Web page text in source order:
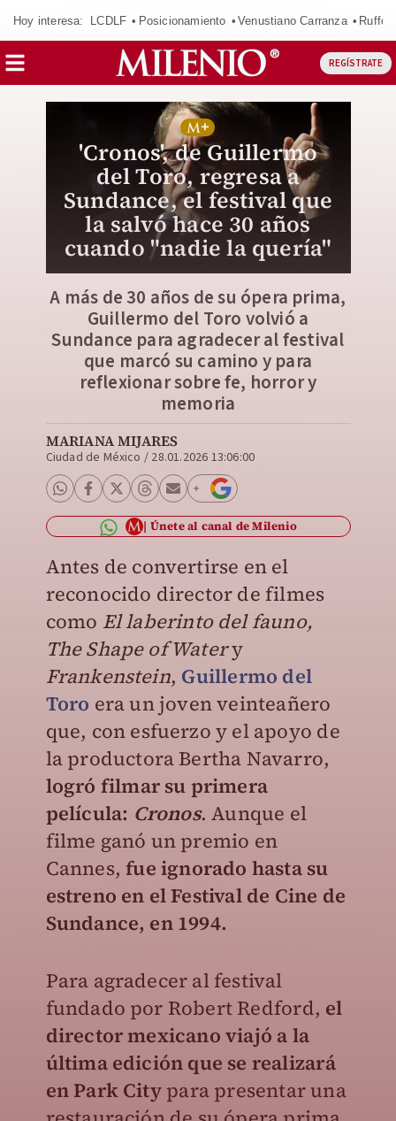
Hoy interesa: LCDLF Posicionamiento Venustiano Carranza Ruffo
REGÍSTRATE
'Cronos', de Guillermo
del Toro, regresa a
Sundance, el festival que
la salvó hace 30 años
cuando "nadie la quería"
A más de 30 años de su ópera prima,
Guillermo del Toro volvió a
Sundance para agradecer al festival
que marcó su camino y para
reflexionar sobre fe, horror y
memoria
MARIANA MIJARES
Ciudad de México / 28.01.2026 13:06:00
Únete al canal de Milenio
Antes de convertirse en el
reconocido director de filmes
como El laberinto del fauno,
The Shape of Watery
Frankenstein, Guillermo del
Toro era un joven veinteañero
que, con esfuerzo y el apoyo de
la productora Bertha Navarro,
logró filmar su primera
película: Cronos. Aunque el
filme ganó un premio en
Cannes,fue ignorado hasta su
estreno en el Festival de Cine de
Sundance, en 1994.
Para agradecer al festival
fundado por Robert Redford, el
director mexicano viajó a la
última edición que se realizará
en Park Citypara presentar una